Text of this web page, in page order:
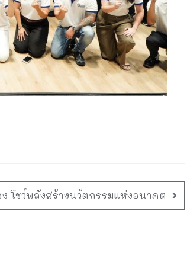
โชว์พลังสร้างนวัตกรรมแห่งอนาคต